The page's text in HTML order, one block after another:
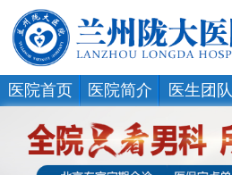
医院首页 医院简介 医生团队